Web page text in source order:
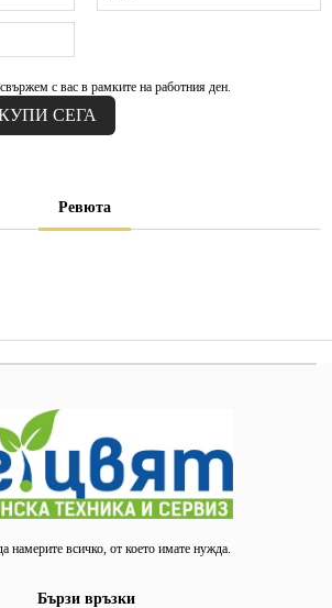
с вас в рамките на работния ден.
Ревюта
намерите всичко, от което имате нужда.
Бързи връзки